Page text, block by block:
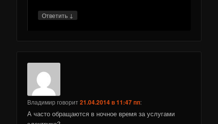
Ответить ↓
Владимир говорит21.04.2014 в 11:47 пп:
А часто обращаются в ночное время за услугами